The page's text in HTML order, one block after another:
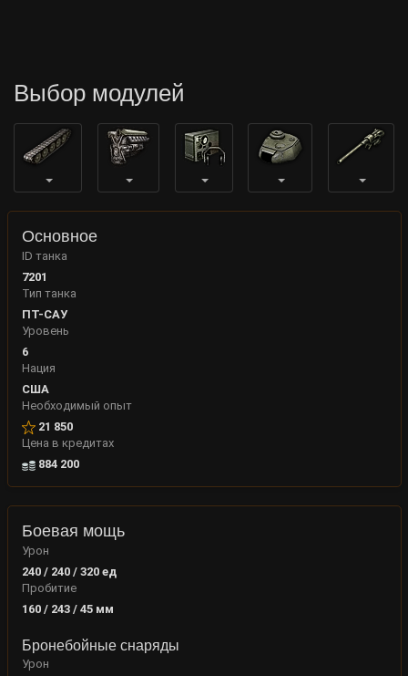
Выбор модулей
Основное
ID танка
7201
Тип танка
ПТ-САУ
Уровень
6
Нация
США
Необходимый опыт
21 850
Цена в кредитах
884 200
Боевая мощь
Урон
240 / 240 / 320 ед
Пробитие
160 / 243 / 45 мм
Бронебойные снаряды
Урон